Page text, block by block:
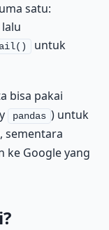
satu:
untuk
bisa pakai
pandas ) untuk
sementara
ke Google yang